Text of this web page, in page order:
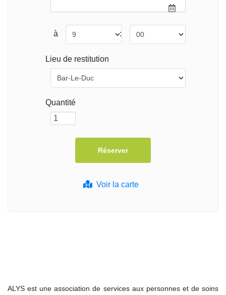
Voir la carte
à :
Lieu de restitution
Quantité
ALYS est une association de services aux personnes et de soins